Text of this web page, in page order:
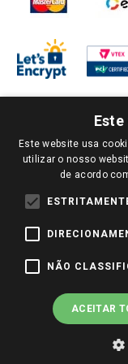
PARA VER OS PREÇOS
SUA PREFERÊNCIA.
TODOS OS PREÇOS E
PARA COMPRAS
PREÇOS PARA AS
2022 COPYRIGHT - GIASSI
Este website usa
utilizar o nosso
de acordo
NÃO
ACEITAR